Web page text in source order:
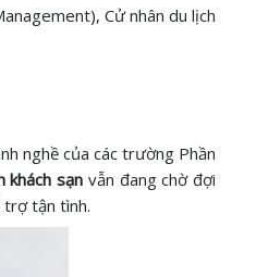
Cử nhân du lịch
nghề của các trường Phần
khách sạn vẫn đang chờ đợi
trợ tận tình.